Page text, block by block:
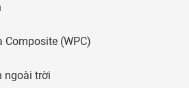
Composite (WPC)
ngoài trời